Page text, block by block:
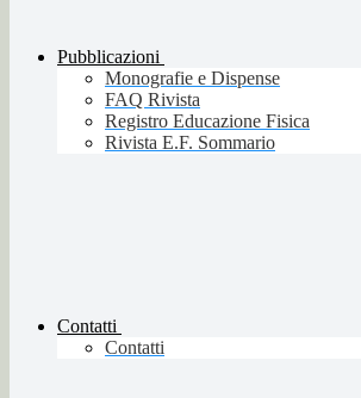
Pubblicazioni
Monografie e Dispense
FAQ Rivista
Registro Educazione Fisica
Rivista E.F. Sommario
Contatti
Contatti